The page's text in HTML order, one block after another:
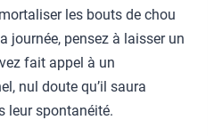
les bouts de chou
journée, pensez à laisser un
fait appel à un
nul doute qu’il saura
leur spontanéité.